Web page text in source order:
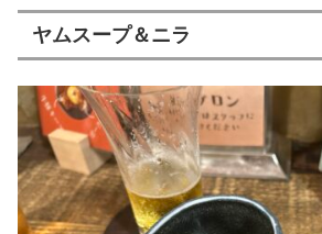
ヤムスープ＆ニラ